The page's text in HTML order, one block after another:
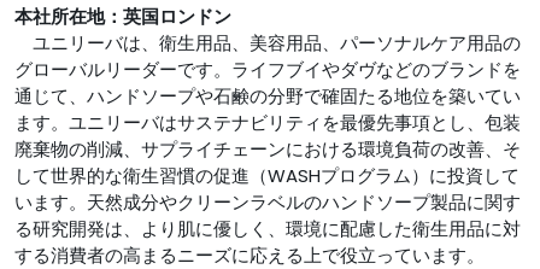
本社所在地：英国ロンドン
ユニリーバは、衛生用品、美容用品、パーソナルケア用品の
グローバルリーダーです。ライフブイやダヴなどのブランドを
通じて、ハンドソープや石鹸の分野で確固たる地位を築いてい
ます。ユニリーバはサステナビリティを最優先事項とし、包装
廃棄物の削減、サプライチェーンにおける環境負荷の改善、そ
して世界的な衛生習慣の促進（WASHプログラム）に投資して
います。天然成分やクリーンラベルのハンドソープ製品に関す
る研究開発は、より肌に優しく、環境に配慮した衛生用品に対
する消費者の高まるニーズに応える上で役立っています。